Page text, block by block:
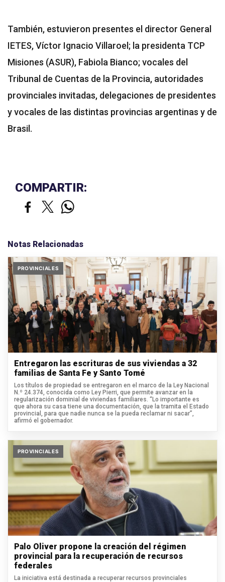
También, estuvieron presentes el director General
IETES, Víctor Ignacio Villaroel; la presidenta TCP
Misiones (ASUR), Fabiola Bianco; vocales del
Tribunal de Cuentas de la Provincia, autoridades
provinciales invitadas, delegaciones de presidentes
y vocales de las distintas provincias argentinas y de
Brasil.
COMPARTIR:
Notas Relacionadas
PROVINCIALES
Entregaron las escrituras de sus viviendas a 32
familias de Santa Fe y Santo Tomé
Los títulos de propiedad se entregaron en el marco de la Ley Nacional
N.º 24.374, conocida como Ley Pierri, que permite avanzar en la
regularización dominial de viviendas familiares. “Lo importante es
que ahora su casa tiene una documentación, que la tramita el Estado
provincial, para que nadie nunca se la pueda reclamar ni sacar”,
afirmó el gobernador.
PROVINCIALES
Palo Oliver propone la creación del régimen
provincial para la recuperación de recursos
federales
La iniciativa está destinada a recuperar recursos provinciales